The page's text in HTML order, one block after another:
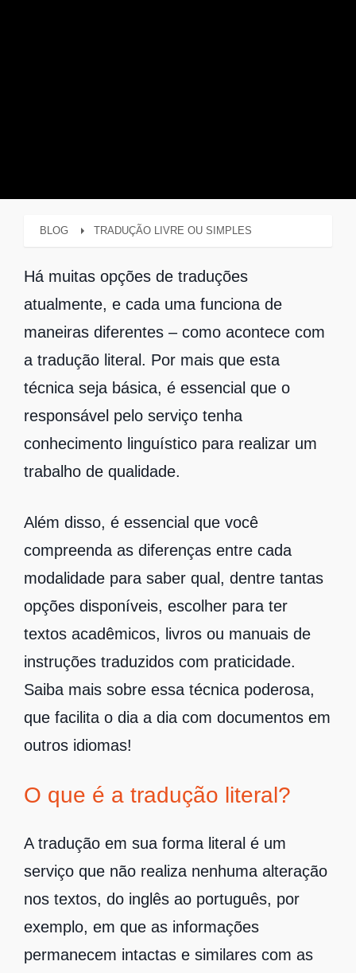
BLOG TRADUÇÃO LIVRE OU SIMPLES
Há muitas opções de traduções
atualmente, e cada uma funciona de
maneiras diferentes – como acontece com
a tradução literal. Por mais que esta
técnica seja básica, é essencial que o
responsável pelo serviço tenha
conhecimento linguístico para realizar um
trabalho de qualidade.
Além disso, é essencial que você
compreenda as diferenças entre cada
modalidade para saber qual, dentre tantas
opções disponíveis, escolher para ter
textos acadêmicos, livros ou manuais de
instruções traduzidos com praticidade.
Saiba mais sobre essa técnica poderosa,
que facilita o dia a dia com documentos em
outros idiomas!
O que é a tradução literal?
A tradução em sua forma literal é um
serviço que não realiza nenhuma alteração
nos textos, do inglês ao português, por
exemplo, em que as informações
permanecem intactas e similares com as